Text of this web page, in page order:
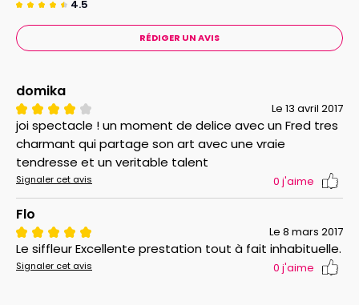
4.5
RÉDIGER UN AVIS
domika
Le 13 avril 2017
joi spectacle ! un moment de delice avec un Fred tres
charmant qui partage son art avec une vraie
tendresse et un veritable talent
Signaler cet avis 0 j'aime
Flo
Le 8 mars 2017
Le siffleur Excellente prestation tout à fait inhabituelle.
Signaler cet avis 0 j'aime